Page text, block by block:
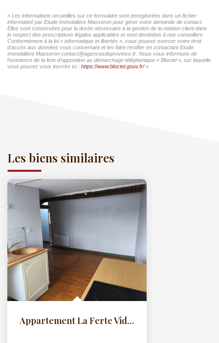
« Les informations recueillies sur ce formulaire sont enregistrées dans un fichier
informatisé par Etude Immobilière Masseron pour gérer votre demande de contact.
Elles sont conservées pour la durée nécessaire à la gestion de la relation client dans
le respect des prescriptions légales applicables et sont destinées à nos conseillers
Conformément à la loi « informatique et libertés », vous pouvez exercer votre droit
d'accès aux données vous concernant et les faire rectifier en contactant Etude
Immobilière Masseron contact@agencesdeprovince.fr. Nous vous informons de
l'existence de la liste d'opposition au démarchage téléphonique « Bloctel », sur laquelle
vous pouvez vous inscrire ici : https://www.bloctel.gouv.fr/»
Les biens similaires
Appartement La Ferte Vidame - 3 pièce(s) - 35.54 m²